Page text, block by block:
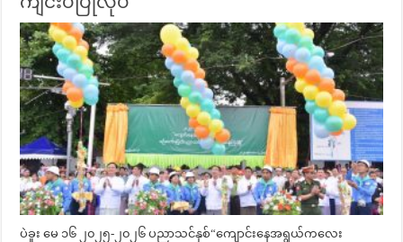
ပဲခူး မေ ၁၆ ၂၀၂၅-၂၀၂၆ ပညာသင်နှစ်“ကျောင်းနေအရွယ်ကလေး